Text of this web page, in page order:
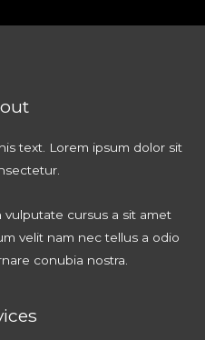
text. Lorem ipsum dolor sit
cursus a sit amet
velit nam nec tellus a odio
conubia nostra.